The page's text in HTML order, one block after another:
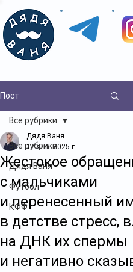
Пост
Все рубрики
Дядя Ваня
Футбол
КФФ
Все рубрики
Жестокое
с мальчиками
и перенесенный
в детстве стресс,
на ДНК их спермы
и негативно
Дядя Ваня
17 янв. 2025 г.